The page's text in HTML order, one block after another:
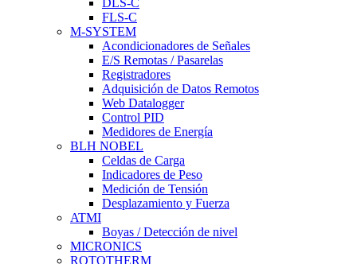
DLS-C
FLS-C
M-SYSTEM
Acondicionadores de Señales
E/S Remotas / Pasarelas
Registradores
Adquisición de Datos Remotos
Web Datalogger
Control PID
Medidores de Energía
BLH NOBEL
Celdas de Carga
Indicadores de Peso
Medición de Tensión
Desplazamiento y Fuerza
ATMI
Boyas / Detección de nivel
MICRONICS
ROTOTHERM